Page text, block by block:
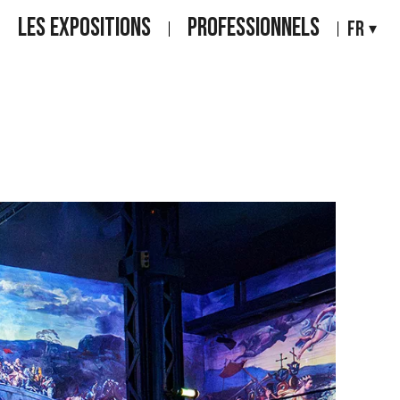
LES EXPOSITIONS PROFESSIONNELS FR